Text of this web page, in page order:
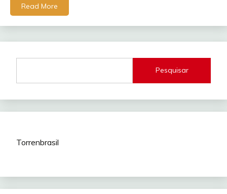
Read More
Pesquisar
Torrenbrasil